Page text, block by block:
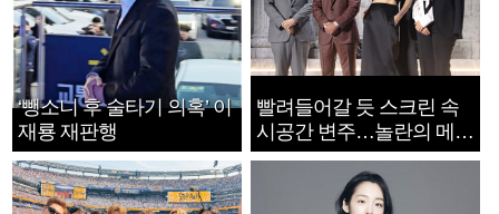
‘뺑소니 후 술타기 의혹’ 이
재룡 재판행
빨려들어갈 듯 스크린 속
시공간 변주…놀란의 메시
지는 ‘전쟁 속죄’